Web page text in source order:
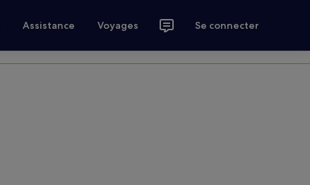
Assistance Voyages Se connecter